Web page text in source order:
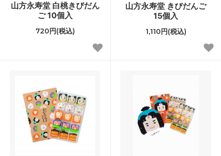
山方永寿堂 白桃きびだん
ご 10個入
720円(税込)
山方永寿堂 きびだんご
15個入
1,110円(税込)